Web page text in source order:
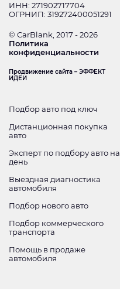
ИНН: 271902717704
ОГРНИП: 319272400051291
© CarBlank, 2017 - 2026
Политика
конфиденциальности
Продвижение сайта – ЭФФЕКТ
ИДЕИ
Подбор авто под ключ
Дистанционная покупка
авто
Эксперт по подбору авто на
день
Выездная диагностика
автомобиля
Подбор нового авто
Подбор коммерческого
транспорта
Помощь в продаже
автомобиля